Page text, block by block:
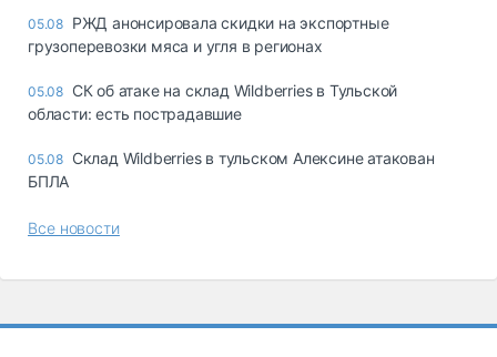
05.08 РЖД анонсировала скидки на экспортные
грузоперевозки мяса и угля в регионах
05.08 СК об атаке на склад Wildberries в Тульской
области: есть пострадавшие
05.08 Склад Wildberries в тульском Алексине атакован
БПЛА
Все новости